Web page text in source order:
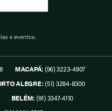
e eventos.
MACAPÁ: (96) 3223-4907
ALEGRE:(51) 3284-8300
BELÉM: (91) 3347-4110